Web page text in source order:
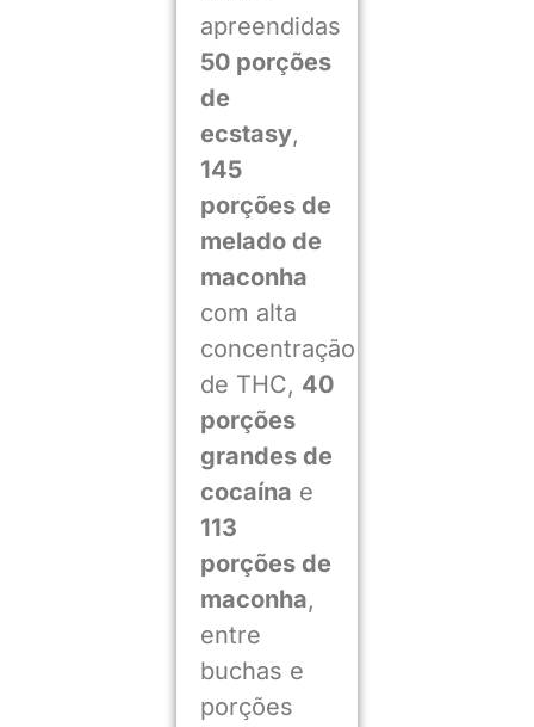
apreendidas
50 porções
de
ecstasy,
145
porções de
melado de
maconha
com alta
concentração
de THC, 40
porções
grandes de
cocaína e
113
porções de
maconha,
entre
buchas e
porções